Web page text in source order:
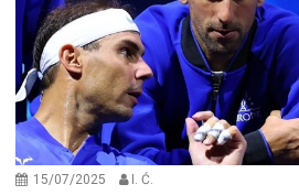
15/07/2025 I. Ć.